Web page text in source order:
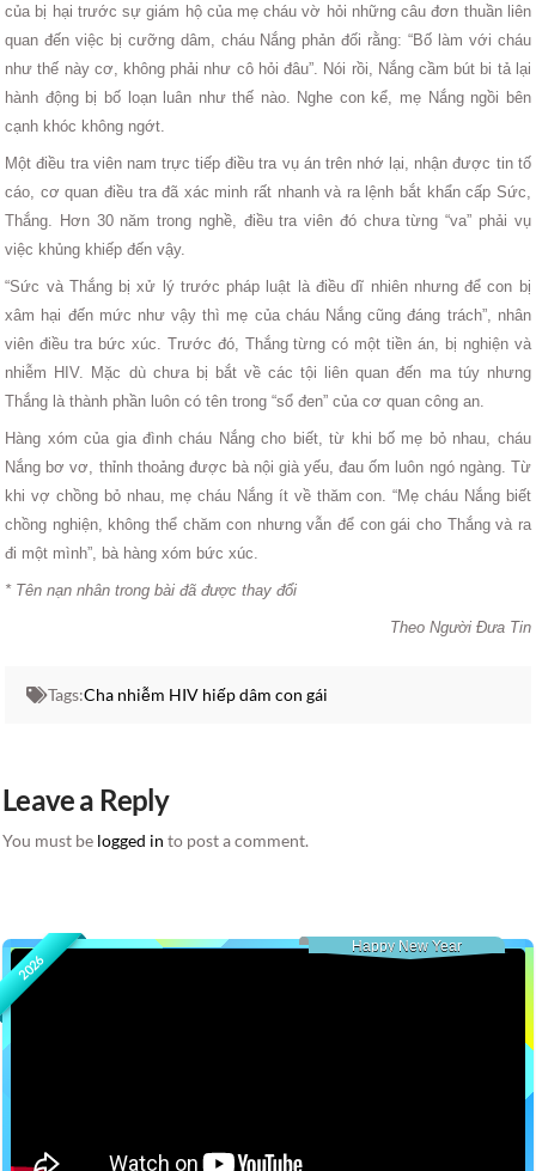
của bị hại trước sự giám hộ của mẹ cháu vờ hỏi những câu đơn thuần liên
quan đến việc bị cưỡng dâm, cháu Nắng phản đối rằng: “Bố làm với cháu
như thế này cơ, không phải như cô hỏi đâu”. Nói rồi, Nắng cầm bút bi tả lại
hành động bị bố loạn luân như thế nào. Nghe con kể, mẹ Nắng ngồi bên
cạnh khóc không ngớt.
Một điều tra viên nam trực tiếp điều tra vụ án trên nhớ lại, nhận được tin tố
cáo, cơ quan điều tra đã xác minh rất nhanh và ra lệnh bắt khẩn cấp Sức,
Thắng. Hơn 30 năm trong nghề, điều tra viên đó chưa từng “va” phải vụ
việc khủng khiếp đến vậy.
“Sức và Thắng bị xử lý trước pháp luật là điều dĩ nhiên nhưng để con bị
xâm hại đến mức như vậy thì mẹ của cháu Nắng cũng đáng trách”, nhân
viên điều tra bức xúc. Trước đó, Thắng từng có một tiền án, bị nghiện và
nhiễm HIV. Mặc dù chưa bị bắt về các tội liên quan đến ma túy nhưng
Thắng là thành phần luôn có tên trong “sổ đen” của cơ quan công an.
Hàng xóm của gia đình cháu Nắng cho biết, từ khi bố mẹ bỏ nhau, cháu
Nắng bơ vơ, thỉnh thoảng được bà nội già yếu, đau ốm luôn ngó ngàng. Từ
khi vợ chồng bỏ nhau, mẹ cháu Nắng ít về thăm con. “Mẹ cháu Nắng biết
chồng nghiện, không thể chăm con nhưng vẫn để con gái cho Thắng và ra
đi một mình”, bà hàng xóm bức xúc.
* Tên nạn nhân trong bài đã được thay đổi
Theo Người Đưa Tin
Tags:Cha nhiễm HIV hiếp dâm con gái
Leave a Reply
You must be logged in to post a comment.
2026
Happy New Year